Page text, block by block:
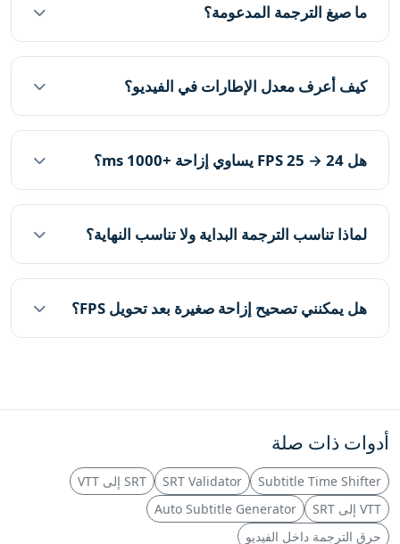
ما صيغ الترجمة المدعومة؟
كيف أعرف معدل الإطارات في الفيديو؟
هل 24 → 25 FPS يساوي إزاحة +1000 ms؟
لماذا تناسب الترجمة البداية ولا تناسب النهاية؟
هل يمكنني تصحيح إزاحة صغيرة بعد تحويل FPS؟
أدوات ذات صلة
Subtitle Time Shifter
SRT Validator
SRT إلى VTT
VTT إلى SRT
Auto Subtitle Generator
حرق الترجمة داخل الفيديو